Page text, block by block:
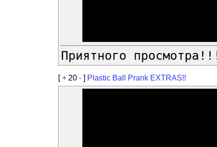
Приятного
[+ 20 - ] Plastic Ball Prank EXTRAS!!